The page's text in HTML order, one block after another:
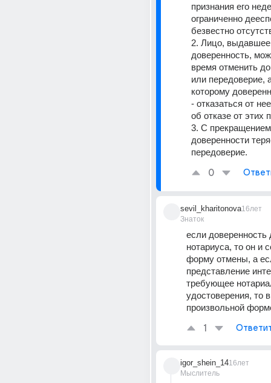
признания его
ограниченно
безвестно
2. Лицо, выдавшее
доверенность,
время отменить
или передоверие,
которому
- отказаться от
3. С прекращением
доверенности
передоверие.
0
sevil_kharitonova
Знаток
16лет
если доверенность
нотариуса, то он и
форму отмены, а
представление
требующее
удостоверения, то в
произвольной
1
igor_shein_14
Мыслитель
16лет